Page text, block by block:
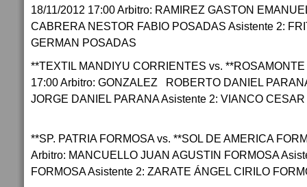
18/11/2012 17:00 Arbitro: RAMIREZ GASTON
CABRERA NESTOR FABIO POSADAS Asistente 2:
GERMAN POSADAS
**TEXTIL MANDIYU CORRIENTES vs.
17:00 Arbitro: GONZALEZ ROBERTO DANIEL
JORGE DANIEL PARANA Asistente 2: VIANCO
**SP. PATRIA FORMOSA vs. **SOL DE AMERICA
Arbitro: MANCUELLO JUAN AGUSTIN FORMOSA
FORMOSA Asistente 2: ZARATE ÁNGEL CIRILO